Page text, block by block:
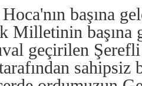
başına
Milletinin başına
geçirilen
sahipsiz